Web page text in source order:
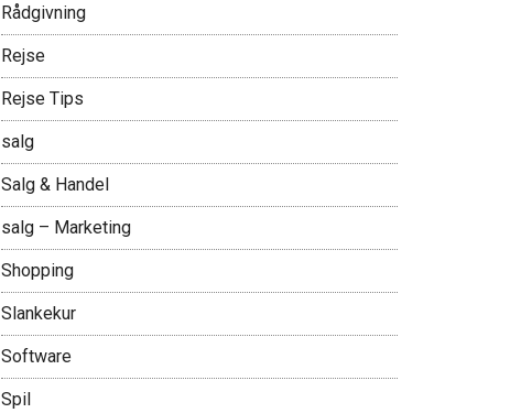
Rådgivning
Rejse
Rejse Tips
salg
Salg & Handel
salg – Marketing
Shopping
Slankekur
Software
Spil